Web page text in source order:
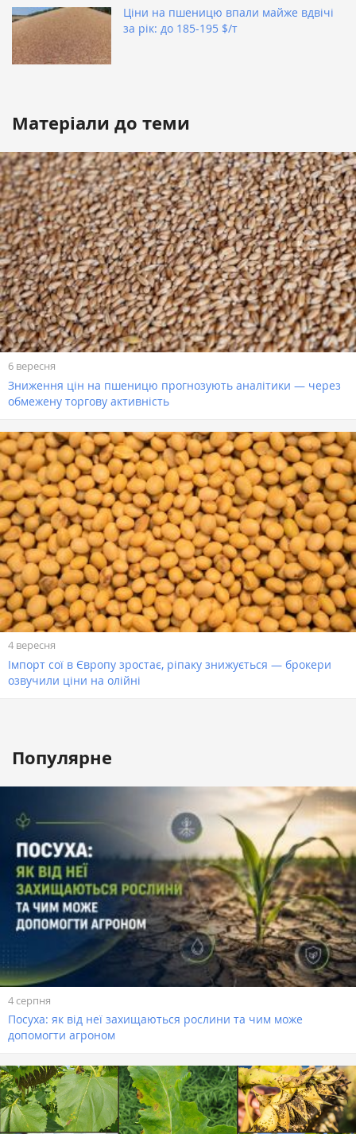
Ціни на пшеницю впали майже вдвічі
за рік: до 185-195 $/т
Матеріали до теми
6 вересня
Зниження цін на пшеницю прогнозують аналітики — через
обмежену торгову активність
4 вересня
Імпорт сої в Європу зростає, ріпаку знижується — брокери
озвучили ціни на олійні
Популярне
4 серпня
Посуха: як від неї захищаються рослини та чим може
допомогти агроном